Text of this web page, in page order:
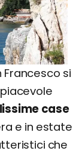
Francesco si
case
e in estate
che